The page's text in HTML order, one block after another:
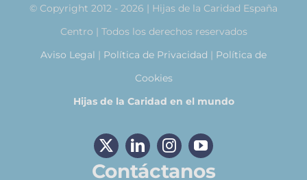
© Copyright 2012 - 2026 | Hijas de la Caridad España
Centro | Todos los derechos reservados
Aviso Legal | Política de Privacidad | Política de
Cookies
Hijas de la Caridad en el mundo
Contáctanos